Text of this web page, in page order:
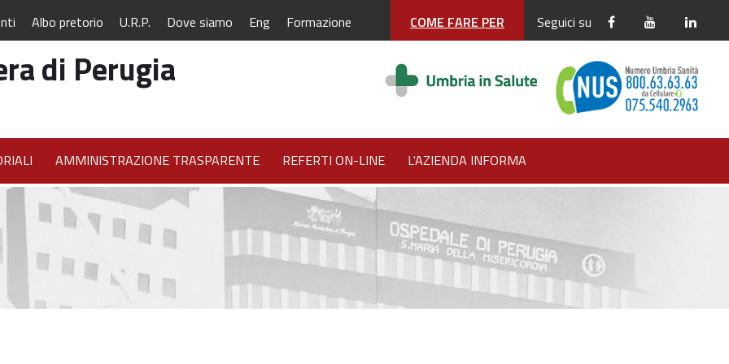
Seguici su
COME FARE PER
Albo pretorio U.R.P. Dove siamo Eng Formazione
di Perugia
AMMINISTRAZIONE TRASPARENTE REFERTI ON-LINE L'AZIENDA INFORMA